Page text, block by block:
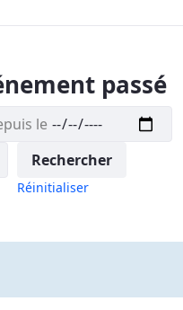
passé
Réinitialiser